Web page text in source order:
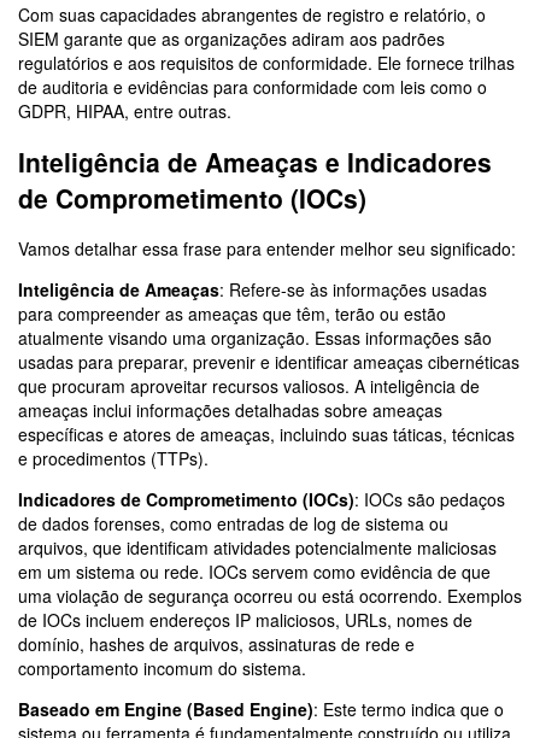
Com suas capacidades abrangentes de registro e relatório, o
SIEM garante que as organizações adiram aos padrões
regulatórios e aos requisitos de conformidade. Ele fornece trilhas
de auditoria e evidências para conformidade com leis como o
GDPR, HIPAA, entre outras.
Inteligência de Ameaças e Indicadores
de Comprometimento (IOCs)
Vamos detalhar essa frase para entender melhor seu significado:
Inteligência de Ameaças: Refere-se às informações usadas
para compreender as ameaças que têm, terão ou estão
atualmente visando uma organização. Essas informações são
usadas para preparar, prevenir e identificar ameaças cibernéticas
que procuram aproveitar recursos valiosos. A inteligência de
ameaças inclui informações detalhadas sobre ameaças
específicas e atores de ameaças, incluindo suas táticas, técnicas
e procedimentos (TTPs).
Indicadores de Comprometimento (IOCs): IOCs são pedaços
de dados forenses, como entradas de log de sistema ou
arquivos, que identificam atividades potencialmente maliciosas
em um sistema ou rede. IOCs servem como evidência de que
uma violação de segurança ocorreu ou está ocorrendo. Exemplos
de IOCs incluem endereços IP maliciosos, URLs, nomes de
domínio, hashes de arquivos, assinaturas de rede e
comportamento incomum do sistema.
Baseado em Engine (Based Engine): Este termo indica que o